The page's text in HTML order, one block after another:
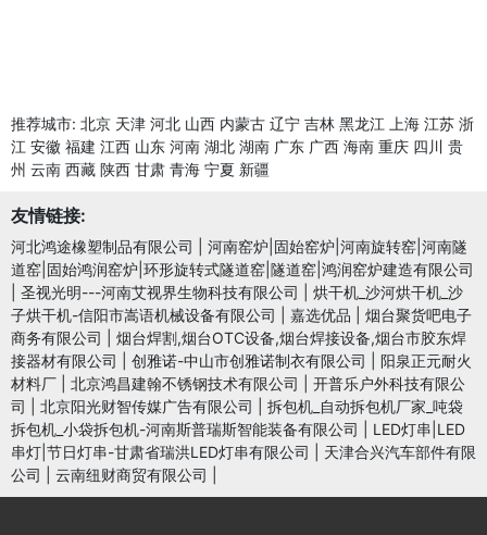
推荐城市: 北京 天津 河北 山西 内蒙古 辽宁 吉林 黑龙江 上海 江苏 浙
江 安徽 福建 江西 山东 河南 湖北 湖南 广东 广西 海南 重庆 四川 贵
州 云南 西藏 陕西 甘肃 青海 宁夏 新疆
友情链接:
河北鸿途橡塑制品有限公司
河南窑炉|固始窑炉|河南旋转窑|河南隧
道窑|固始鸿润窑炉|环形旋转式隧道窑|隧道窑|鸿润窑炉建造有限公司
圣视光明---河南艾视界生物科技有限公司
烘干机_沙河烘干机_沙
子烘干机-信阳市嵩语机械设备有限公司
嘉选优品
烟台聚货吧电子
商务有限公司
烟台焊割,烟台OTC设备,烟台焊接设备,烟台市胶东焊
接器材有限公司
创雅诺-中山市创雅诺制衣有限公司
阳泉正元耐火
材料厂
北京鸿昌建翰不锈钢技术有限公司
开普乐户外科技有限公
司
北京阳光财智传媒广告有限公司
拆包机_自动拆包机厂家_吨袋
拆包机_小袋拆包机-河南斯普瑞斯智能装备有限公司
LED灯串|LED
串灯|节日灯串-甘肃省瑞洪LED灯串有限公司
天津合兴汽车部件有限
公司
云南纽财商贸有限公司